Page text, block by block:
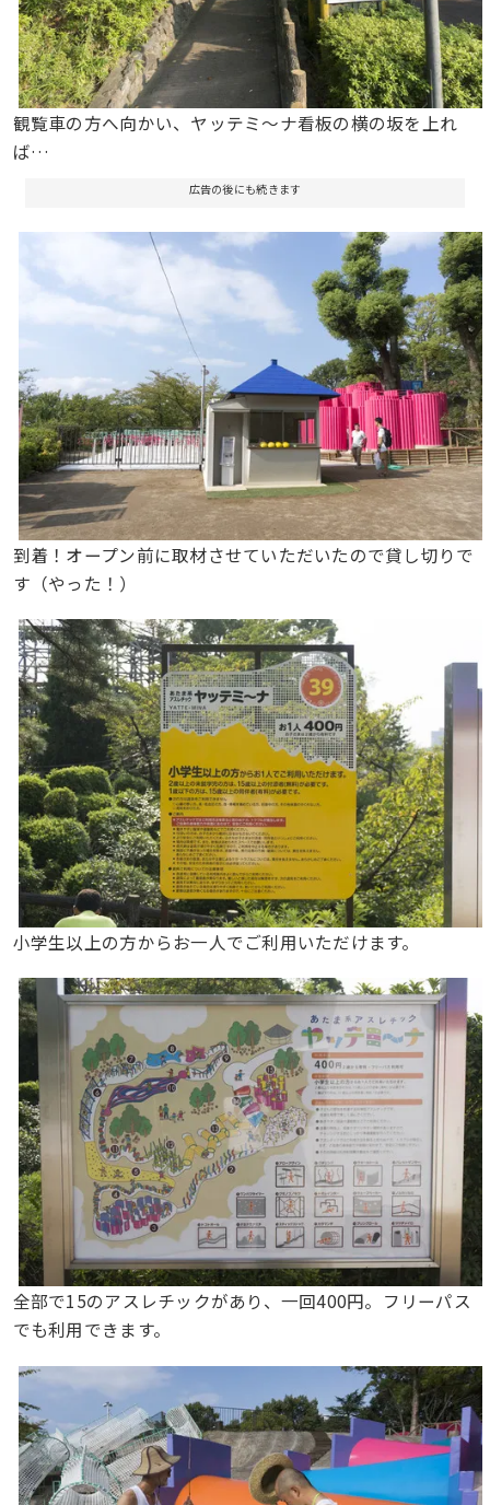
観覧車の方へ向かい、ヤッテミ～ナ看板の横の坂を上れ
ば…
広告の後にも続きます
到着！オープン前に取材させていただいたので貸し切りで
す（やった！）
小学生以上の方からお一人でご利用いただけます。
全部で15のアスレチックがあり、一回400円。フリーパス
でも利用できます。